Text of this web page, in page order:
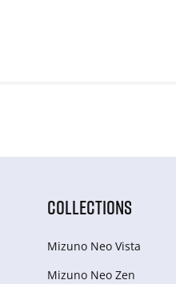
COLLECTIONS
Mizuno Neo Vista
Mizuno Neo Zen